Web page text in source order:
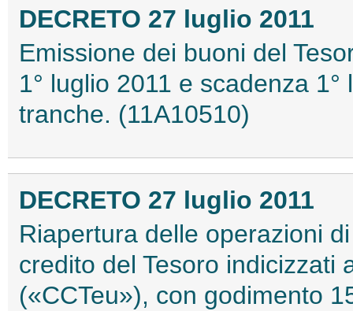
DECRETO 27 luglio 2011
Emissione dei buoni del
1° luglio 2011 e scadenza
tranche. (11A10510)
DECRETO 27 luglio 2011
Riapertura delle operazioni
credito del Tesoro indicizzati
(«CCTeu»), con godimento